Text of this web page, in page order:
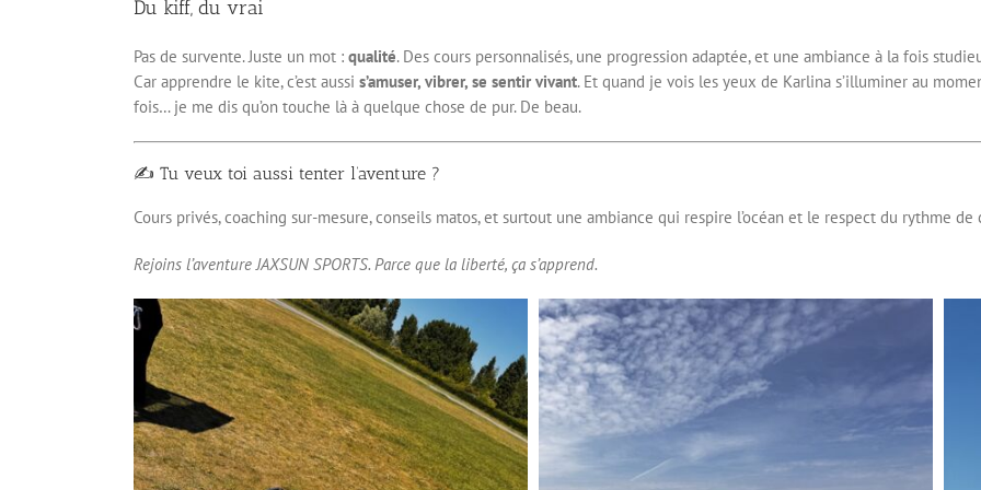
Du kiff, du vrai
Pas de survente. Juste un mot : qualité. Des cours personnalisés, une progression adaptée, et une ambiance à la fois
Car apprendre le kite, c’est aussi s’amuser, vibrer, se sentir vivant. Et quand je vois les yeux de Karlina s’illuminer au
fois… je me dis qu’on touche là à quelque chose de pur. De beau.
✍️ Tu veux toi aussi tenter l’aventure ?
Cours privés, coaching sur-mesure, conseils matos, et surtout une ambiance qui respire l’océan et le respect du rythme de
Rejoins l’aventure JAXSUN SPORTS. Parce que la liberté, ça s’apprend.